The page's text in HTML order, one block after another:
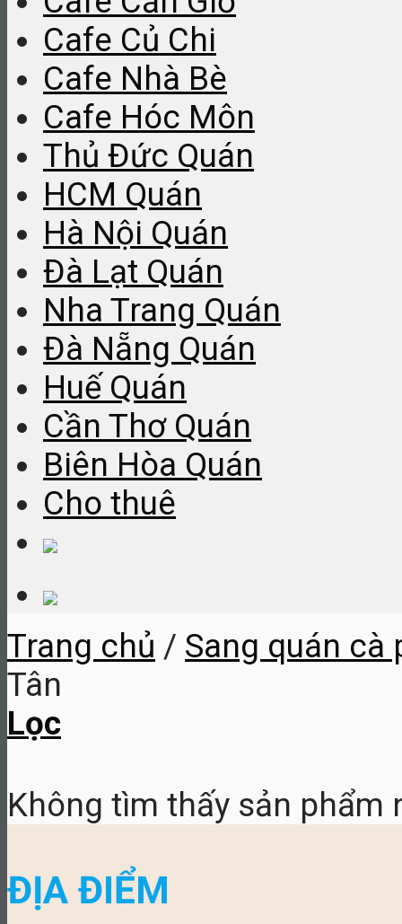
Cafe Củ Chi
Cafe Nhà Bè
Cafe Hóc Môn
Thủ Đức Quán
HCM Quán
Hà Nội Quán
Đà Lạt Quán
Nha Trang Quán
Đà Nẵng Quán
Huế Quán
Cần Thơ Quán
Biên Hòa Quán
Cho thuê
Trang chủ / Sang quán cà
Tân
Lọc
Không tìm thấy sản phẩm
ĐỊA ĐIỂM